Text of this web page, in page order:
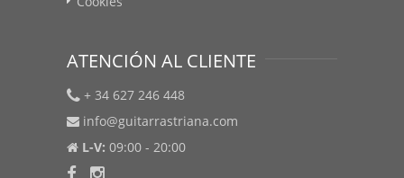
ATENCIÓN AL CLIENTE
+ 34 627 246 448
info@guitarrastriana.com
L-V: 09:00 - 20:00